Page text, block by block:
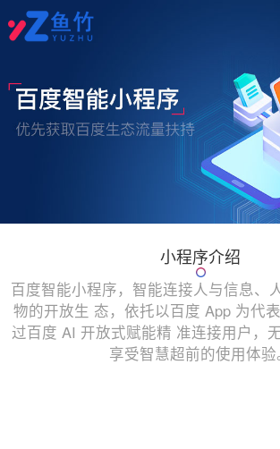
小程序介绍
百度智能小程序，智能连接人与信息、
物的开放生 态，依托以百度 App 为代
过百度 AI 开放式赋能精 准连接用户，
享受智慧超前的使用体验